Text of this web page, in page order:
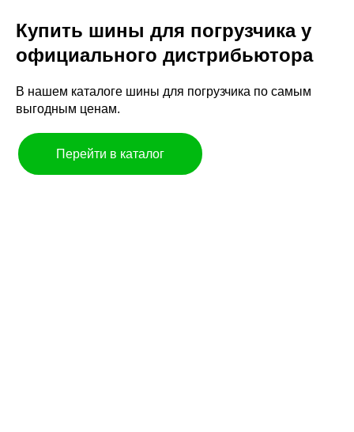
Купить шины для погрузчика у
официального дистрибьютора
В нашем каталоге шины для погрузчика по самым
выгодным ценам.
Перейти в каталог